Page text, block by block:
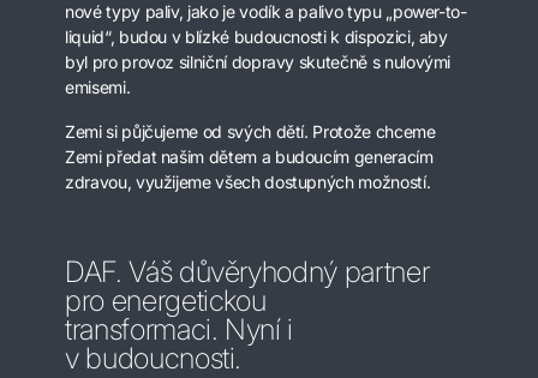
nové typy paliv, jako je vodík a palivo typu „power-to-
liquid“, budou v blízké budoucnosti k dispozici, aby
byl pro provoz silniční dopravy skutečně s nulovými
emisemi.
Zemi si půjčujeme od svých dětí. Protože chceme
Zemi předat našim dětem a budoucím generacím
zdravou, využijeme všech dostupných možností.
DAF. Váš důvěryhodný partner
pro energetickou
transformaci. Nyní i
v budoucnosti.